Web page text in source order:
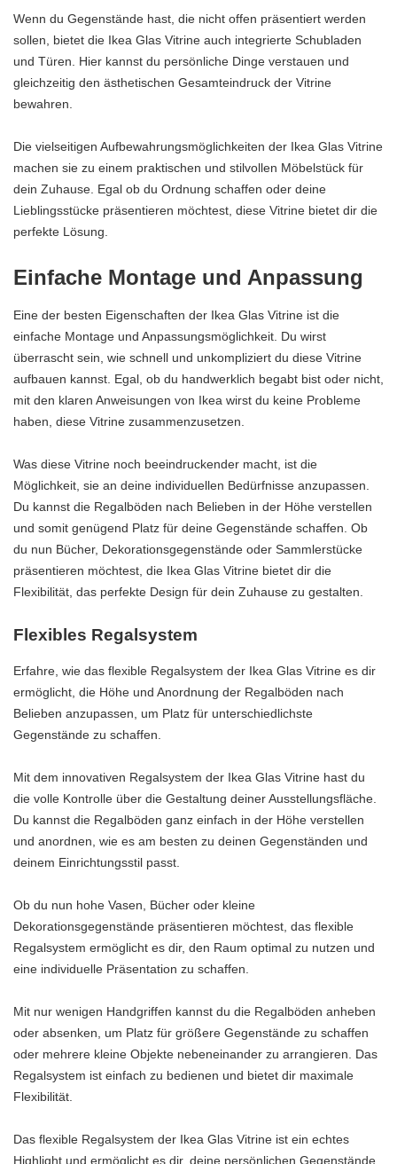
Wenn du Gegenstände hast, die nicht offen präsentiert werden
sollen, bietet die Ikea Glas Vitrine auch integrierte Schubladen
und Türen. Hier kannst du persönliche Dinge verstauen und
gleichzeitig den ästhetischen Gesamteindruck der Vitrine
bewahren.
Die vielseitigen Aufbewahrungsmöglichkeiten der Ikea Glas Vitrine
machen sie zu einem praktischen und stilvollen Möbelstück für
dein Zuhause. Egal ob du Ordnung schaffen oder deine
Lieblingsstücke präsentieren möchtest, diese Vitrine bietet dir die
perfekte Lösung.
Einfache Montage und Anpassung
Eine der besten Eigenschaften der Ikea Glas Vitrine ist die
einfache Montage und Anpassungsmöglichkeit. Du wirst
überrascht sein, wie schnell und unkompliziert du diese Vitrine
aufbauen kannst. Egal, ob du handwerklich begabt bist oder nicht,
mit den klaren Anweisungen von Ikea wirst du keine Probleme
haben, diese Vitrine zusammenzusetzen.
Was diese Vitrine noch beeindruckender macht, ist die
Möglichkeit, sie an deine individuellen Bedürfnisse anzupassen.
Du kannst die Regalböden nach Belieben in der Höhe verstellen
und somit genügend Platz für deine Gegenstände schaffen. Ob
du nun Bücher, Dekorationsgegenstände oder Sammlerstücke
präsentieren möchtest, die Ikea Glas Vitrine bietet dir die
Flexibilität, das perfekte Design für dein Zuhause zu gestalten.
Flexibles Regalsystem
Erfahre, wie das flexible Regalsystem der Ikea Glas Vitrine es dir
ermöglicht, die Höhe und Anordnung der Regalböden nach
Belieben anzupassen, um Platz für unterschiedlichste
Gegenstände zu schaffen.
Mit dem innovativen Regalsystem der Ikea Glas Vitrine hast du
die volle Kontrolle über die Gestaltung deiner Ausstellungsfläche.
Du kannst die Regalböden ganz einfach in der Höhe verstellen
und anordnen, wie es am besten zu deinen Gegenständen und
deinem Einrichtungsstil passt.
Ob du nun hohe Vasen, Bücher oder kleine
Dekorationsgegenstände präsentieren möchtest, das flexible
Regalsystem ermöglicht es dir, den Raum optimal zu nutzen und
eine individuelle Präsentation zu schaffen.
Mit nur wenigen Handgriffen kannst du die Regalböden anheben
oder absenken, um Platz für größere Gegenstände zu schaffen
oder mehrere kleine Objekte nebeneinander zu arrangieren. Das
Regalsystem ist einfach zu bedienen und bietet dir maximale
Flexibilität.
Das flexible Regalsystem der Ikea Glas Vitrine ist ein echtes
Highlight und ermöglicht es dir, deine persönlichen Gegenstände